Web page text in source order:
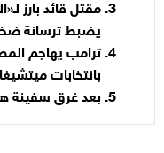
مقتل قائد بارز
يضبط ترسانة
ترامب يهاجم
بانتخابات
بعد غرق سفينة